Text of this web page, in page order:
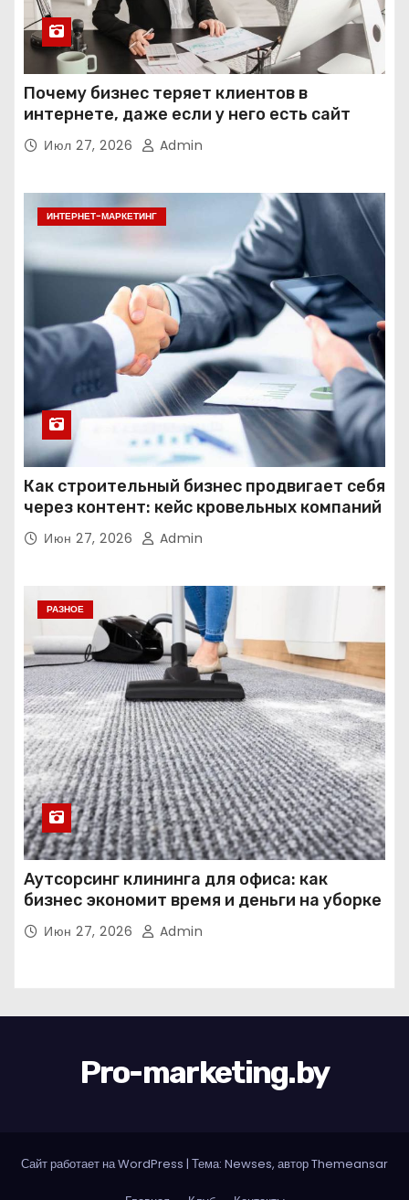
Почему бизнес теряет клиентов в
интернете, даже если у него есть сайт
Июл 27, 2026 Admin
ИНТЕРНЕТ-МАРКЕТИНГ
Как строительный бизнес продвигает себя
через контент: кейс кровельных компаний
Июн 27, 2026 Admin
РАЗНОЕ
Аутсорсинг клининга для офиса: как
бизнес экономит время и деньги на уборке
Июн 27, 2026 Admin
Pro-marketing.by
Сайт работает на WordPress | Тема: Newses, авторThemeansar